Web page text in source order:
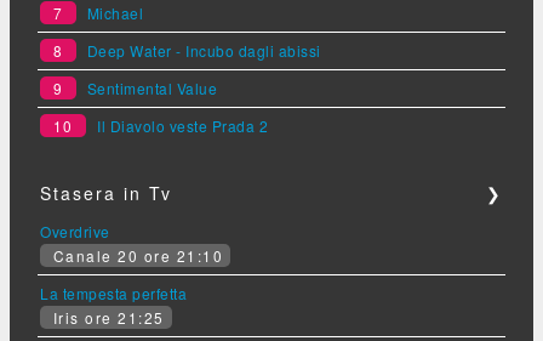
7
Michael
8
Deep Water - Incubo dagli abissi
9
Sentimental Value
10
Il Diavolo veste Prada 2
Stasera in Tv ❯
Overdrive
Canale 20 ore 21:10
La tempesta perfetta
Iris ore 21:25